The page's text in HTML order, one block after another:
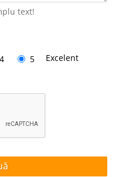
text!
4 5 Excelent